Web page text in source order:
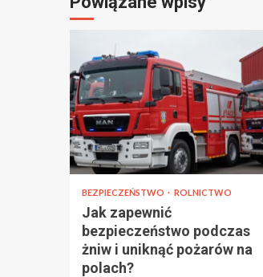
BEZPIECZEŃSTWO ROLNICTWO
Jak zapewnić
bezpieczeństwo podczas
żniw i uniknąć pożarów na
polach?